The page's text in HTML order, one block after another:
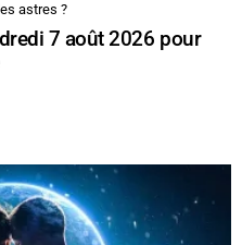
astres ?
7 août 2026 pour